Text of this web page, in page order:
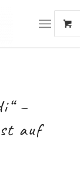
–
auf